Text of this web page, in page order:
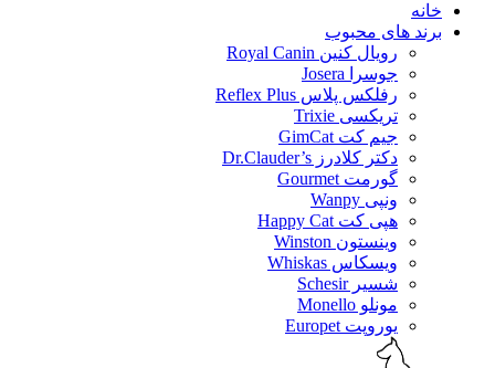
خانه
برند های محبوب
رویال کنین Royal Canin
جوسرا Josera
رفلکس پلاس Reflex Plus
تریکسی Trixie
جیم کت GimCat
دکتر کلادرز Dr.Clauder’s
گورمت Gourmet
ونپی Wanpy
هپی کت Happy Cat
وینستون Winston
ویسکاس Whiskas
شسیر Schesir
مونلو Monello
یوروپت Europet